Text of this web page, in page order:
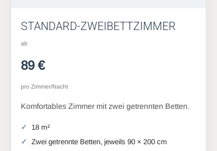
STANDARD-ZWEIBETTZIMMER
ab
89 €
pro Zimmer/Nacht
Komfortables Zimmer mit zwei getrennten Betten.
18 m²
Zwei getrennte Betten, jeweils 90 × 200 cm